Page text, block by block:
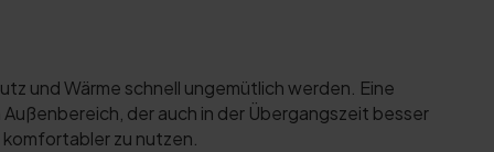
und Wärme schnell ungemütlich werden. Eine
der auch in der Übergangszeit besser
zu nutzen.